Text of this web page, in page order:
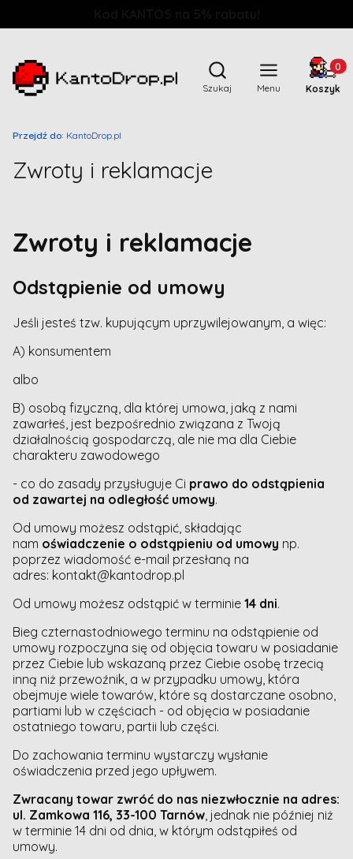
Otwórz wyszukiwarkę
Szukaj Menu Koszyk
Przejdź do: KantoDrop.pl
Zwroty i reklamacje
Zwroty i reklamacje
Odstąpienie od umowy
Jeśli jesteś tzw. kupującym uprzywilejowanym, a więc:
A) konsumentem
albo
B) osobą fizyczną, dla której umowa, jaką z nami
zawarłeś, jest bezpośrednio związana z Twoją
działalnością gospodarczą, ale nie ma dla Ciebie
charakteru zawodowego
- co do zasady przysługuje Ci prawo do odstąpienia
od zawartej na odległość umowy.
Od umowy możesz odstąpić, składając
nam oświadczenie o odstąpieniu od umowy np.
poprzez wiadomość e-mail przesłaną na
adres: kontakt@kantodrop.pl
Od umowy możesz odstąpić w terminie 14 dni.
Bieg czternastodniowego terminu na odstąpienie od
umowy rozpoczyna się od objęcia towaru w posiadanie
przez Ciebie lub wskazaną przez Ciebie osobę trzecią
inną niż przewoźnik, a w przypadku umowy, która
obejmuje wiele towarów, które są dostarczane osobno,
partiami lub w częściach - od objęcia w posiadanie
ostatniego towaru, partii lub części.
Do zachowania terminu wystarczy wysłanie
oświadczenia przed jego upływem.
Zwracany towar zwróć do nas niezwłocznie na adres:
ul. Zamkowa 116, 33-100 Tarnów , jednak nie później niż
w terminie 14 dni od dnia, w którym odstąpiłeś od
umowy.